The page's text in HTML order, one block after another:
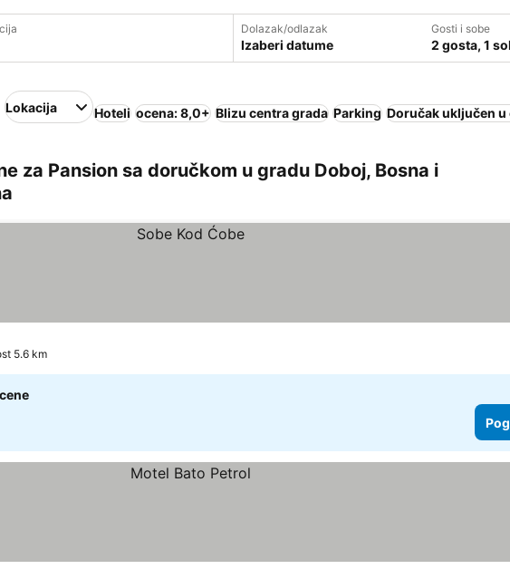
Dolazak/odlazak
Izaberi datume
Gosti i sobe
2 gosta, 1
Lokacija Hoteli ocena: 8,0+ Blizu centra grada Parking Doručak uključen u
za Pansion sa doručkom u gradu Doboj, Bosna i
5.6 km